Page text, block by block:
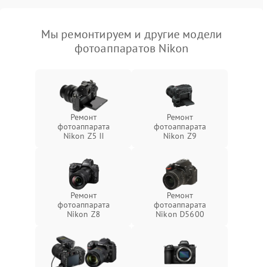
Мы ремонтируем и другие модели
фотоаппаратов Nikon
Ремонт
фотоаппарата
Nikon Z5 II
Ремонт
фотоаппарата
Nikon Z9
Ремонт
фотоаппарата
Nikon Z8
Ремонт
фотоаппарата
Nikon D5600